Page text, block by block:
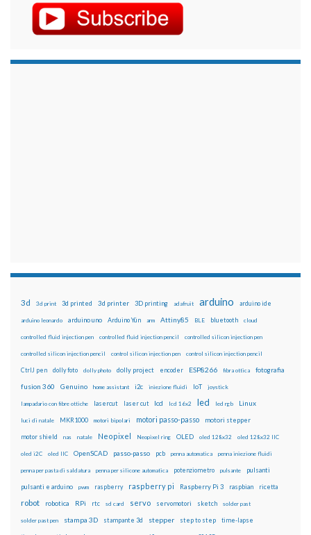
3d 3d print 3d printed 3d printer 3D printing adafruit arduino arduino ide
arduino leonardo arduino uno Arduino Yún arm Attiny85 BLE bluetooth cloud
controlled fluid injection pen controlled fluid injection pencil controlled silicon injection pen
controlled silicon injection pencil control silicon injection pen control silicon injection pencil
CtrlJ pen dolly foto dolly photo dolly project encoder ESP8266 fibra ottica fotografia
fusion 360 Genuino home assistant i2c iniezione fluidi IoT joystick
lampadario con fibre ottiche lasercut laser cut lcd lcd 16x2 led led rgb Linux
luci di natale MKR1000 motori bipolari motori passo-passo motori stepper
motor shield nas natale Neopixel Neopixel ring OLED oled 128x32 oled 128x32 IIC
oled i2C oled IIC OpenSCAD passo-passo pcb penna automatica penna iniezione fluidi
penna per pasta di saldatura penna per silicone automatica potenziometro pulsante pulsanti
pulsanti e arduino pwm raspberry raspberry pi Raspberry Pi 3 raspbian ricetta
robot robotica RPi rtc sd card servo servomotori sketch solder past
solder past pen stampa 3D stampante 3d stepper step to step time-lapse